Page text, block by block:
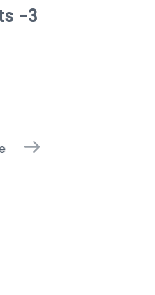
-3
A l'heure au départ